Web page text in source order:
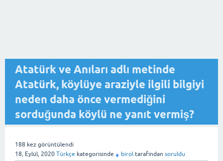
Atatürk ve Anıları adlı metinde
Atatürk, köylüye araziyle ilgili bilgiyi
neden daha önce vermediğini
sorduğunda köylü ne yanıt vermiş?
188 kez görüntülendi
18, Eylül, 2020 Türkçe kategorisinde ♦ birol tarafından soruldu